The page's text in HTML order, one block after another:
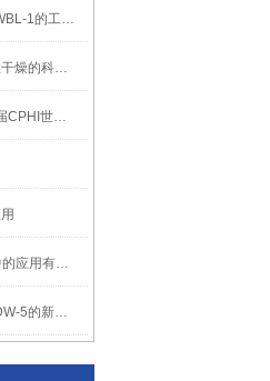
低温闭式循环喷雾干燥机 QFN-DWBL-1的工作原理及作用
低温喷雾干燥机解锁热敏物质高效干燥的科技密钥
【邀请函】6月24日-26日|二十三届CPHI世界制药原料中国展-上海乔枫
低温35℃喷雾干燥机在生物制药中的应用有哪些？
多肽和蛋白低温喷雾干燥机QFN-DW-5的新干燥技术